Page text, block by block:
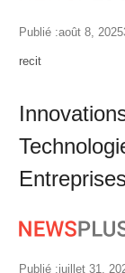
Publié :août 8, 2025
Author
recit
Publié :juillet 31,